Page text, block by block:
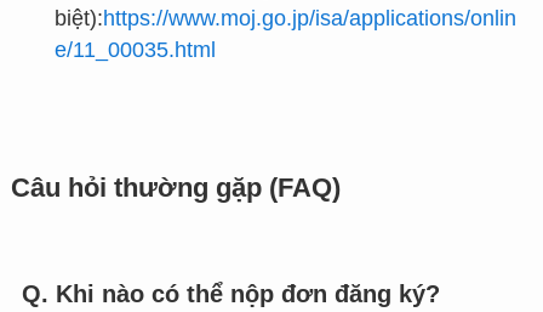
biệt):https://www.moj.go.jp/isa/applications/onlin
e/11_00035.html
Câu hỏi thường gặp (FAQ)
Q. Khi nào có thể nộp đơn đăng ký?